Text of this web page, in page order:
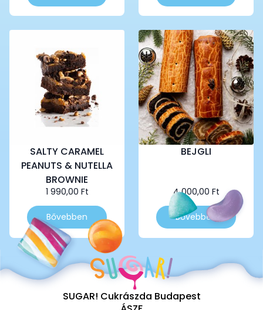
SALTY CARAMEL
PEANUTS & NUTELLA
BROWNIE
1 990,00 Ft
Bővebben
BEJGLI
4 000,00 Ft
Bővebben
SUGAR! Cukrászda Budapest